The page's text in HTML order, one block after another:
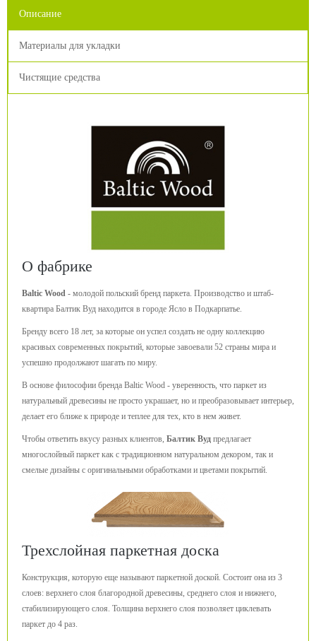
Описание
Материалы для укладки
Чистящие средства
О фабрике
Baltic Wood - молодой польский бренд паркета. Производство и штаб-
квартира Балтик Вуд находится в городе Ясло в Подкарпатье.
Бренду всего 18 лет, за которые он успел создать не одну коллекцию
красивых современных покрытий, которые завоевали 52 страны мира и
успешно продолжают шагать по миру.
В основе философии бренда Baltic Wood - уверенность, что паркет из
натуральный древесины не просто украшает, но и преобразовывает интерьер,
делает его ближе к природе и теплее для тех, кто в нем живет.
Чтобы ответить вкусу разных клиентов, Балтик Вуд предлагает
многослойный паркет как с традиционном натуральном декором, так и
смелые дизайны с оригинальными обработками и цветами покрытий.
Трехслойная паркетная доска
Конструкция, которую еще называют паркетной доской. Состоит она из 3
слоев: верхнего слоя благородной древесины, среднего слоя и нижнего,
стабилизирующего слоя. Толщина верхнего слоя позволяет циклевать
паркет до 4 раз.